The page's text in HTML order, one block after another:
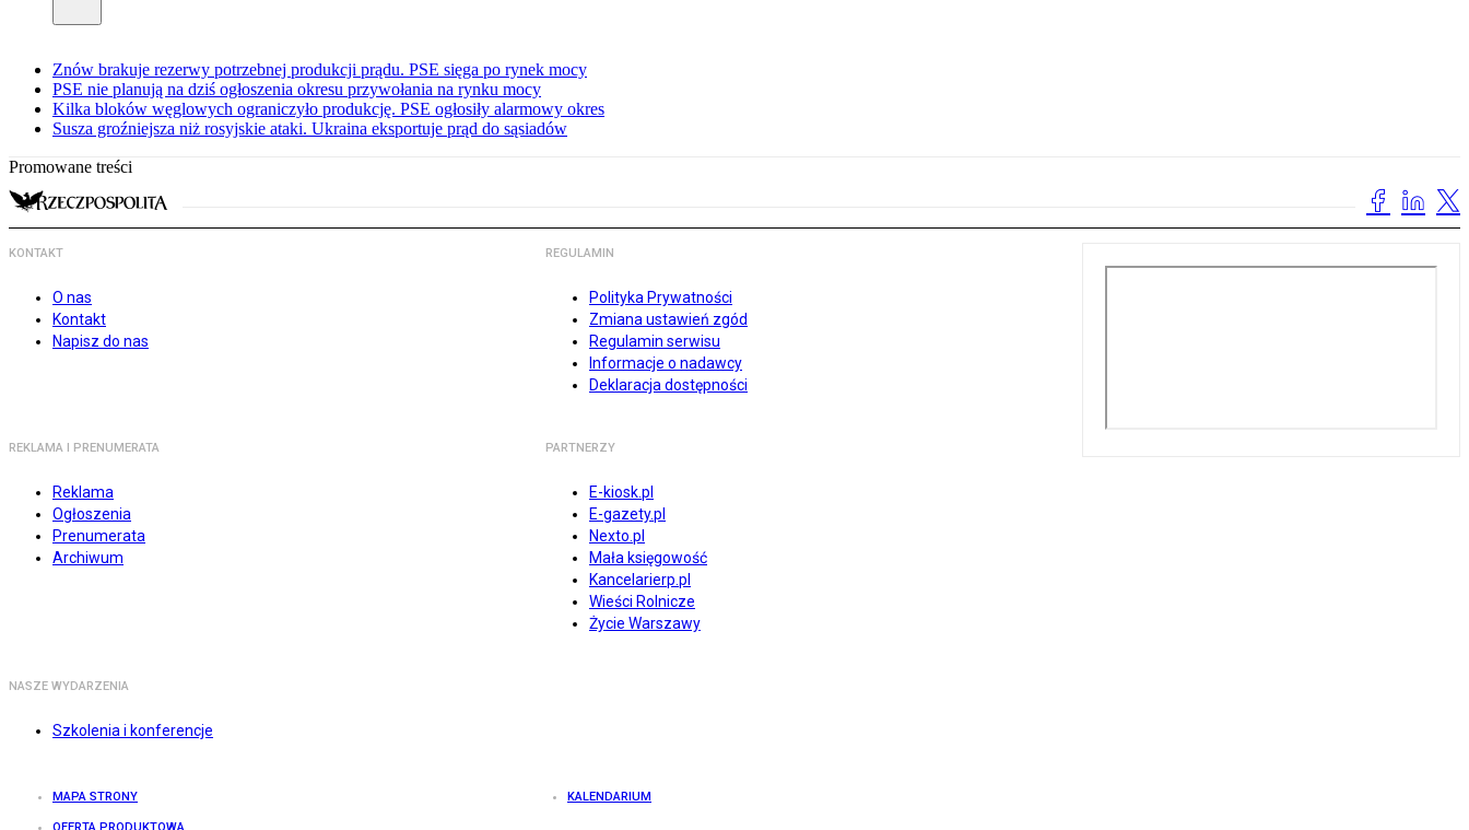
Znów brakuje rezerwy potrzebnej produkcji prądu. PSE sięga po rynek mocy
PSE nie planują na dziś ogłoszenia okresu przywołania na rynku mocy
Kilka bloków węglowych ograniczyło produkcję. PSE ogłosiły alarmowy okres
Susza groźniejsza niż rosyjskie ataki. Ukraina eksportuje prąd do sąsiadów
Promowane treści
KONTAKT
O nas
Kontakt
Napisz do nas
REGULAMIN
Polityka Prywatności
Zmiana ustawień zgód
Regulamin serwisu
Informacje o nadawcy
Deklaracja dostępności
REKLAMA I PRENUMERATA
Reklama
Ogłoszenia
Prenumerata
Archiwum
PARTNERZY
E-kiosk.pl
E-gazety.pl
Nexto.pl
Mała księgowość
Kancelarierp.pl
Wieści Rolnicze
Życie Warszawy
NASZE WYDARZENIA
Szkolenia i konferencje
MAPA STRONY KALENDARIUM